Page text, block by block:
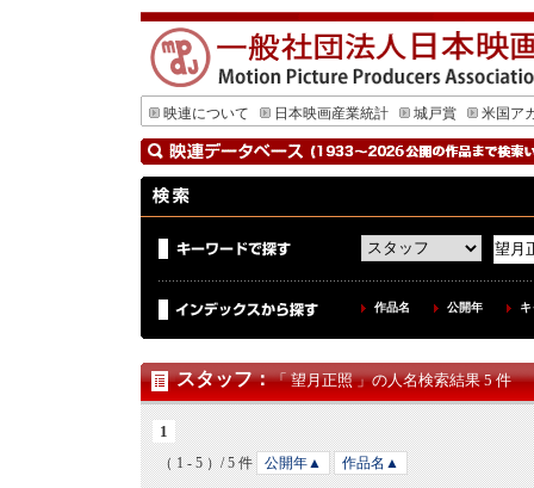
映連について 日本映画産業統計 城戸賞 米国ア
作品名 公開年
スタッフ：「 望月正照 」の人名検索結果 5 件
1
（ 1 - 5 ）/ 5 件 公開年▲ 作品名▲